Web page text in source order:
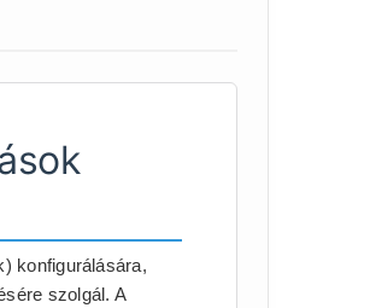
konfigurálására,
szolgál. A